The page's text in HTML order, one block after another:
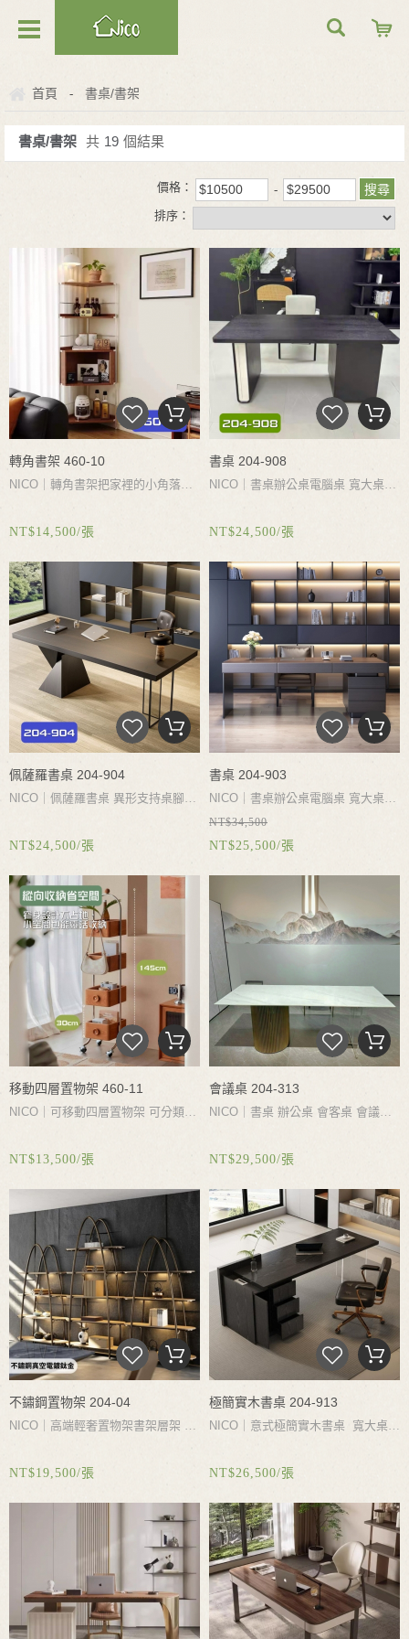
首頁 - 書桌/書架
書桌/書架 共 19 個結果
價格：
排序：
轉角書架 460-10
NICO｜ 轉角書架把家裡的小角落利
角落更整潔五層收納層更多儲物空
間更多日常分區收納 不鏽鋼支架設
計為三角形支撐結構整體更加穩固不
易晃動
NT$14,500/張
書桌 204-908
NICO｜ 書桌辦公桌電腦桌 寬大桌面
計 大容量儲物抽屜加寬加深多層分
區有序收納提高工作效率
NT$24,500/張
佩薩羅書桌 204-904
NICO｜ 佩薩羅書桌 異形支持桌腳三
覺上的懸空感受
NT$24,500/張
書桌 204-903
NICO｜ 書桌辦公桌電腦桌 寬大桌面
設計辦公閱讀不受限制
計
大容量儲物抽屜加寬加深多層分
區有序收納提高工作效率
NT$34,500
NT$25,500/張
移動四層置物架 460-11
NICO｜ 可移動四層置物架 可分類收
容量儲物空間 整個書架小巧不佔空
間專為小戶型設計 不鏽鋼支架承重
力強不搖晃 八字腿腳+帶剎車萬向輪
移動絲滑方便
NT$13,500/張
會議桌 204-313
NICO｜書桌 辦公桌 會客桌 會議桌
來調整 桌面採用耐磨耐熱耐刮石材
多款花紋可選 桌腳不鏽鋼真空電鍍
承重力更強
NT$29,500/張
不鏽鋼置物架 204-04
NICO｜高端輕奢置物架書架層架 大
目了然 加厚不鏽鋼滿焊工藝堅固耐
用堅不可摧承重力更大穩固不搖晃
NT$19,500/張
極簡實木書桌 204-913
NICO｜意式極簡實木書桌 寬大桌面
潔 亞克力桌腳高清透亮厚實穩重安
全承托不搖晃 加高加深大容量抽屜
隱藏式拉手
NT$26,500/張